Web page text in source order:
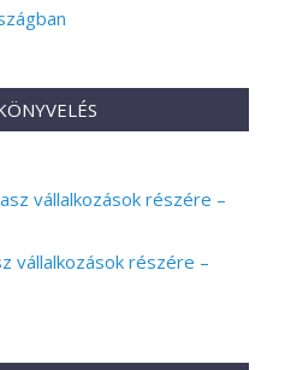
vállalkozások részére –
vállalkozások részére –